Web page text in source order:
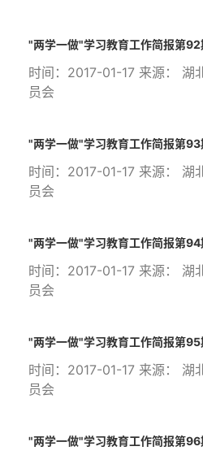
"两学一做"学习教育工作简报第
时间：2017-01-17 来源： 湖
员会
时间：2017-01-17 来源： 湖
员会
时间：2017-01-17 来源： 湖
员会
时间：2017-01-17 来源： 湖
员会